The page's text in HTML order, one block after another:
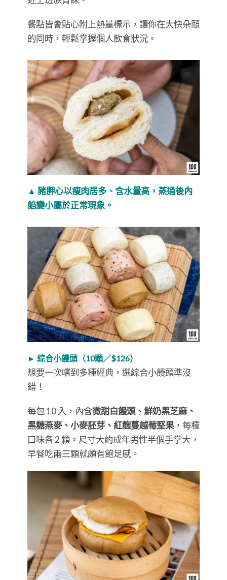
餐點皆會貼心附上熱量標示，讓你在大快朵頤
的同時，輕鬆掌握個人飲食狀況。
▲ 豬胛心以瘦肉居多、含水量高，蒸過後內
餡變小屬於正常現象。
► 綜合小饅頭（10顆／$126）
想要一次嚐到多種經典，選綜合小饅頭準沒
錯！
每包 10 入，內含微甜白饅頭、鮮奶黑芝麻、
黑糖燕麥、小麥胚芽、紅麴蔓越莓堅果 ，每種
口味各 2 顆。尺寸大約成年男性半個手掌大，
早餐吃兩三顆就頗有飽足感。